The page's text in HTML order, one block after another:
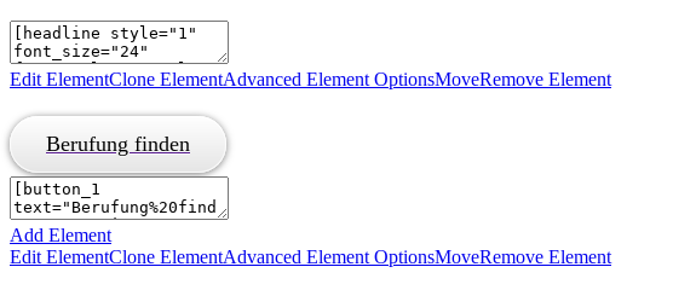
Edit ElementClone ElementAdvanced Element OptionsMoveRemove Element
Berufung finden
Add Element
Edit ElementClone ElementAdvanced Element OptionsMoveRemove Element